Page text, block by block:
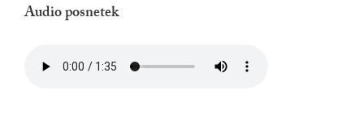
Audio posnetek